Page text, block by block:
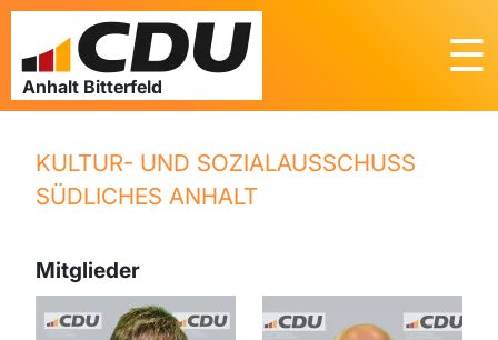
☰
KULTUR- UND SOZIALAUSSCHUSS
SÜDLICHES ANHALT
Mitglieder